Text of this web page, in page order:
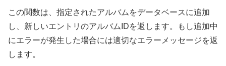
この関数は、指定されたアルバムをデータベースに追加
し、新しいエントリのアルバムIDを返します。もし追加中
にエラーが発生した場合には適切なエラーメッセージを返
します。